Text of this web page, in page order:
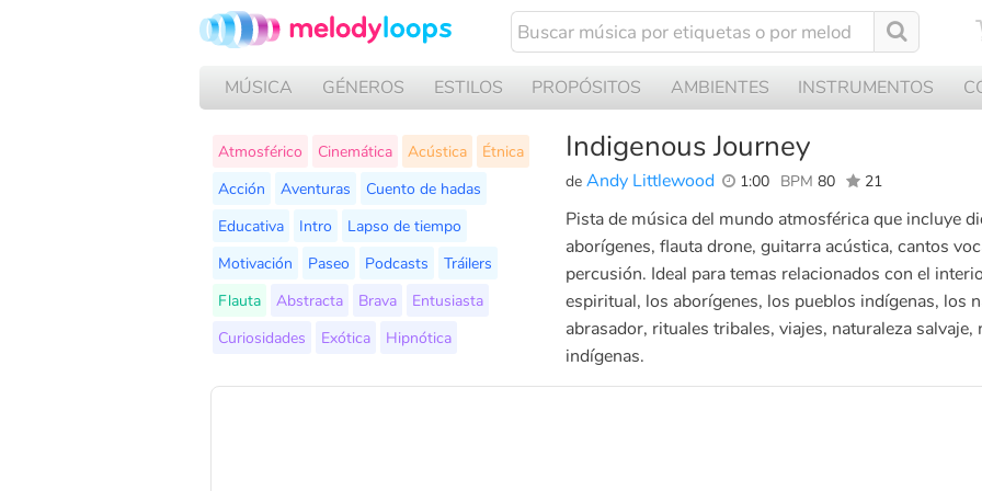
MÚSICA GÉNEROS ESTILOS PROPÓSITOS AMBIENTES INSTRUMENTOS
Indigenous Journey
de Andy Littlewood 1:00 BPM 80 21
Atmosférico Cinemática Acústica
Étnica
Acción
Aventuras
Cuento de hadas
Educativa
Intro
Lapso de tiempo
Motivación
Paseo Podcasts
Tráilers
Flauta
Abstracta Brava
Entusiasta
Curiosidades
Exótica Hipnótica
Pista de música del mundo atmosférica que incluye
aborígenes, flauta drone, guitarra acústica, cantos
percusión. Ideal para temas relacionados con el
espiritual, los aborígenes, los pueblos indígenas, los
abrasador, rituales tribales, viajes, naturaleza
indígenas.